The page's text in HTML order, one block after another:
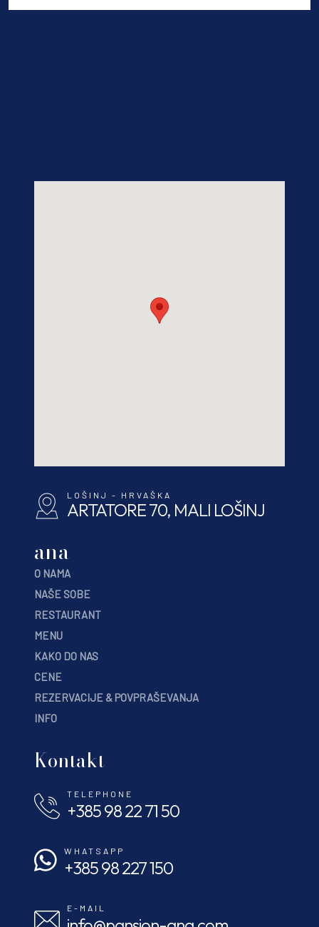
LOŠINJ - HRVAŠKA
ARTATORE 70, MALI LOŠINJ
ana
O NAMA
NAŠE SOBE
RESTAURANT
MENU
KAKO DO NAS
CENE
REZERVACIJE & POVPRAŠEVANJA
INFO
Kontakt
TELEPHONE
+385 98 22 71 50
WHATSAPP
+385 98 227 150
E-MAIL